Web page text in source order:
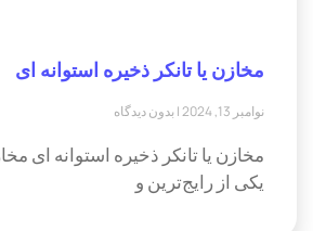
مخازن یا تانکر ذخیره استوانه ای
نوامبر 13, 2024 بدون دیدگاه
مخازن یا تانکر ذخیره استوانه ای
یکی از رایج‌ترین و